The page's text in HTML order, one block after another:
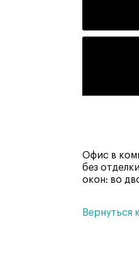
Офис в
без
окон: во
Вернуться